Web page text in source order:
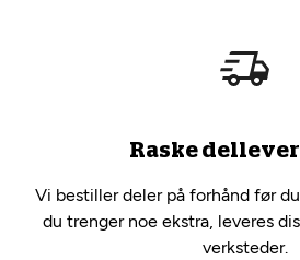
Raske
Vi bestiller deler på forhånd før
du trenger noe ekstra, leveres
verksteder.